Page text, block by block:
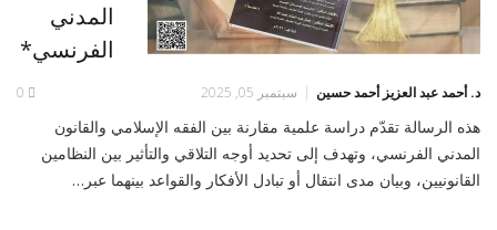
المدني
الفرنسي*
د. أحمد عبد العزيز أحمد حسين سبتمبر 05, 2025 0
هذه الرسالة تقدّم دراسة علمية مقارنة بين الفقه الإسلامي والقانون
المدني الفرنسي، وتهدف إلى تحديد أوجه التلاقي والتأثير بين النظامين
القانونيين، وبيان مدى انتقال أو تبادل الأفكار والقواعد بينهما عبر…